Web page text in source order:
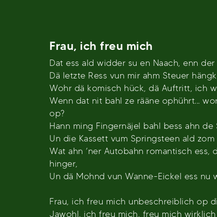
Frau, ich freu mich
Dat ess ald widder su en Naach, enn
Dä letzte Ress vun mir ahm Steuer
Wohr dä komisch hück, dä Auftritt, ich
Wenn dat nit bahl ze rääne ophührt...
op?
Hann ming Fingernäjel bahl bess ahn
Un die Kassett vum Springsteen ald
Wat ahn ’ner Autobahn romantisch
hinger,
Un dä Mohnd vun Wanne-Eickel ess nu
Frau, ich freu mich unbeschreiblich op
Jawohl, ich freu mich, freu mich